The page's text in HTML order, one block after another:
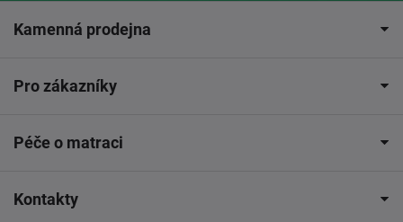
Kamenná prodejna
Pro zákazníky
Péče o matraci
Kontakty